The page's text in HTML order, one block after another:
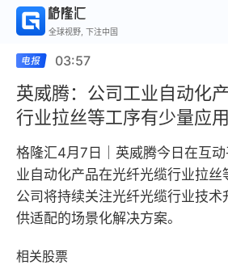
全球视野, 下注中国
03:57
英威腾：公司工业自动化
行业拉丝等工序有少量应用
格隆汇4月7日｜英威腾今日在互
业自动化产品在光纤光缆行业拉丝
公司将持续关注光纤光缆行业技术
供适配的场景化解决方案。
相关股票